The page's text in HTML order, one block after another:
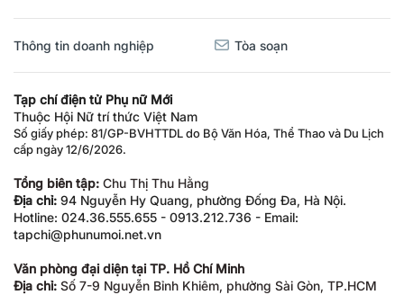
Thông tin doanh nghiệp Tòa soạn
Tạp chí điện tử Phụ nữ Mới
Thuộc Hội Nữ trí thức Việt Nam
Số giấy phép: 81/GP-BVHTTDL do Bộ Văn Hóa, Thể Thao và Du Lịch
cấp ngày 12/6/2026.
Tổng biên tập: Chu Thị Thu Hằng
Địa chỉ: 94 Nguyễn Hy Quang, phường Đống Đa, Hà Nội.
Hotline: 024.36.555.655 - 0913.212.736 - Email:
tapchi@phunumoi.net.vn
Văn phòng đại diện tại TP. Hồ Chí Minh
Địa chỉ: Số 7-9 Nguyễn Bỉnh Khiêm, phường Sài Gòn, TP.HCM